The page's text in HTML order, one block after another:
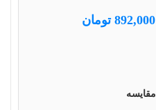
892,000 تومان
مقایسه